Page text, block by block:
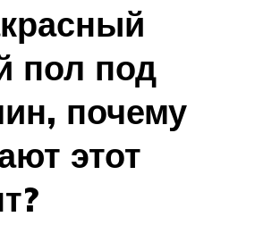
пол под
почему
этот